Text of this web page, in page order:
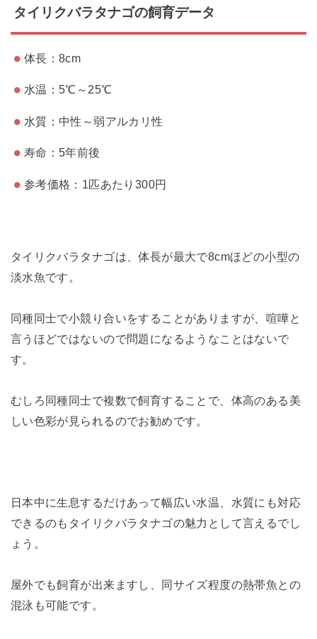
タイリクバラタナゴの飼育データ
体長：8cm
水温：5℃～25℃
水質：中性～弱アルカリ性
寿命：5年前後
参考価格：1匹あたり300円
タイリクバラタナゴは、体長が最大で8cmほどの小型の
淡水魚です。
同種同士で小競り合いをすることがありますが、喧嘩と
言うほどではないので問題になるようなことはないで
す。
むしろ同種同士で複数で飼育することで、体高のある美
しい色彩が見られるのでお勧めです。
日本中に生息するだけあって幅広い水温、水質にも対応
できるのもタイリクバラタナゴの魅力として言えるでし
ょう。
屋外でも飼育が出来ますし、同サイズ程度の熱帯魚との
混泳も可能です。